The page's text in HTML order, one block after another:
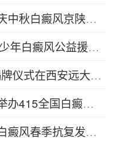
西安远大皮肤病医院举办国庆中秋白癜风京陕专家联合会诊+援助活动
关于“健康中国-精准祛白” 青少年白癜风公益援助活动的通知
5.1日【协和名医工作室】揭牌仪式在西安远大皮肤病医院圆满完成！
陕西远大白癜风医学研究院举办415全国白癜风防治日活动进行中
陕西远大白癜风医学研究院白癜风春季抗复发关爱行动开启